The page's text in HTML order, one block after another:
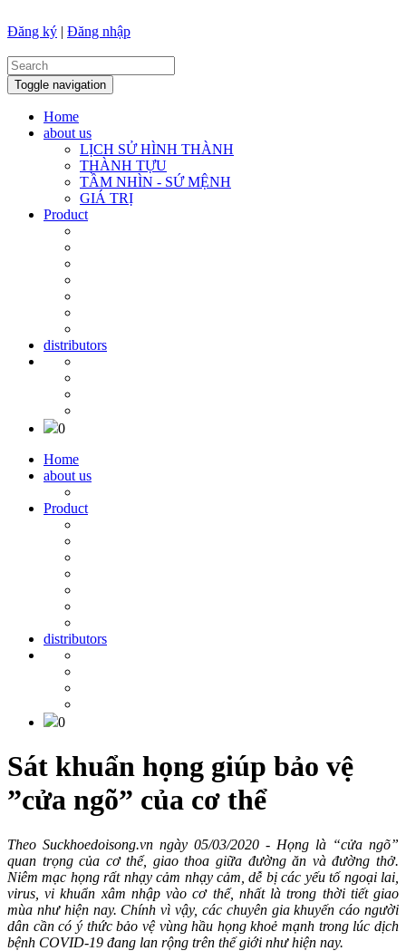
Đăng ký | Đăng nhập
Toggle navigation
Home
about us
LỊCH SỬ HÌNH THÀNH
THÀNH TỰU
TẦM NHÌN - SỨ MỆNH
GIÁ TRỊ
Product
distributors
0
Home
about us
Product
distributors
0
Sát khuẩn họng giúp bảo vệ
”cửa ngõ” của cơ thể
Theo Suckhoedoisong.vn ngày 05/03/2020 - Họng là “cửa ngõ”
quan trọng của cơ thể, giao thoa giữa đường ăn và đường thở.
Niêm mạc họng rất nhạy cảm nhạy cảm, dễ bị các yếu tố ngoại lai,
virus, vi khuẩn xâm nhập vào cơ thể, nhất là trong thời tiết giao
mùa như hiện nay. Chính vì vậy, các chuyên gia khuyến cáo người
dân cần có ý thức bảo vệ vùng hầu họng khoẻ mạnh trong lúc dịch
bệnh COVID-19 đang lan rộng trên thế giới như hiện nay.